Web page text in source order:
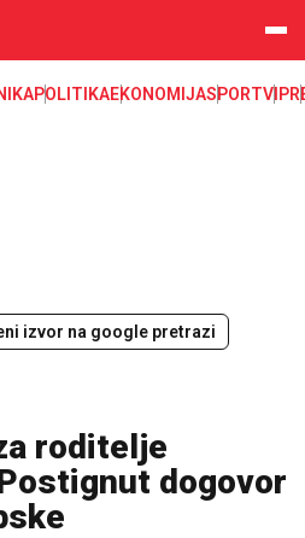
POLITIKAEKONOMIJASPORTVIP
izvor na google pretrazi
roditelje
dogovor